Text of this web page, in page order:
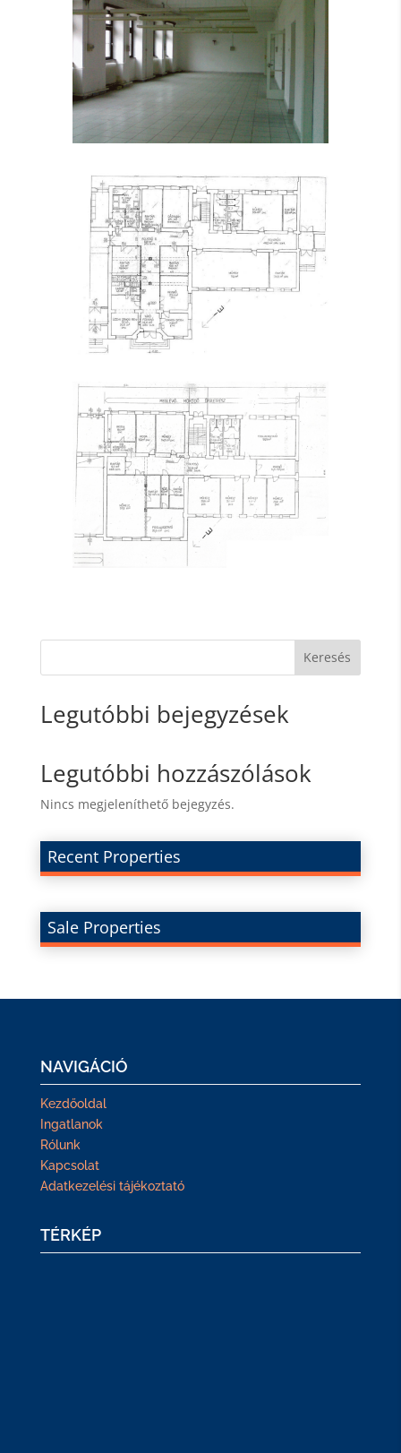
Keresés
Legutóbbi bejegyzések
Legutóbbi hozzászólások
Nincs megjeleníthető bejegyzés.
Recent Properties
Sale Properties
NAVIGÁCIÓ
Kezdőoldal
Ingatlanok
Rólunk
Kapcsolat
Adatkezelési tájékoztató
TÉRKÉP